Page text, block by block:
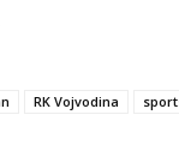
RK Vojvodina